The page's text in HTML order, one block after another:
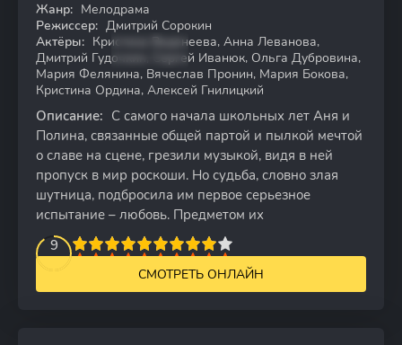
WEB-DL
Жанр: Мелодрама
Режиссер: Дмитрий Сорокин
Актёры: Кристина Веденеева, Анна Леванова,
Дмитрий Гудочкин, Сергей Иванюк, Ольга Дубровина,
Мария Фелянина, Вячеслав Пронин, Мария Бокова,
Кристина Ордина, Алексей Гнилицкий
Описание: С самого начала школьных лет Аня и
Полина, связанные общей партой и пылкой мечтой
о славе на сцене, грезили музыкой, видя в ней
пропуск в мир роскоши. Но судьба, словно злая
шутница, подбросила им первое серьезное
испытание – любовь. Предметом их
9
4 5 6 7 8 9 10
СМОТРЕТЬ ОНЛАЙН